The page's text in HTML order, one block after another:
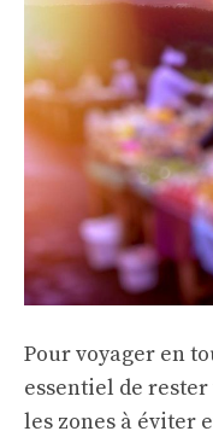
Pour voyager en
essentiel de
les zones à éviter